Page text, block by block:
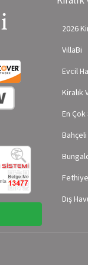
2026
VillaBi
Evcil
Kiralık
En
Dış